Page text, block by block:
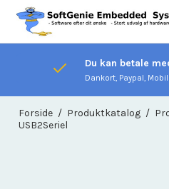
Du kan betale
Dankort, Paypal,
Forside / Produktkatalog /
USB2Seriel